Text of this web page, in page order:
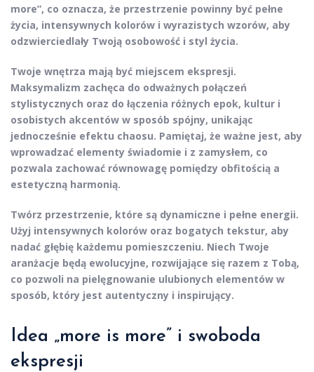
more”, co oznacza, że przestrzenie powinny być pełne
życia, intensywnych kolorów i wyrazistych wzorów, aby
odzwierciedlały Twoją osobowość i styl życia.
Twoje wnętrza mają być miejscem ekspresji.
Maksymalizm zachęca do odważnych połączeń
stylistycznych oraz do łączenia różnych epok, kultur i
osobistych akcentów w sposób spójny, unikając
jednocześnie efektu chaosu. Pamiętaj, że ważne jest, aby
wprowadzać elementy świadomie i z zamysłem, co
pozwala zachować równowagę pomiędzy obfitością a
estetyczną harmonią.
Twórz przestrzenie, które są dynamiczne i pełne energii.
Użyj intensywnych kolorów oraz bogatych tekstur, aby
nadać głębię każdemu pomieszczeniu. Niech Twoje
aranżacje będą ewolucyjne, rozwijające się razem z Tobą,
co pozwoli na pielęgnowanie ulubionych elementów w
sposób, który jest autentyczny i inspirujący.
Idea „more is more” i swoboda
ekspresji